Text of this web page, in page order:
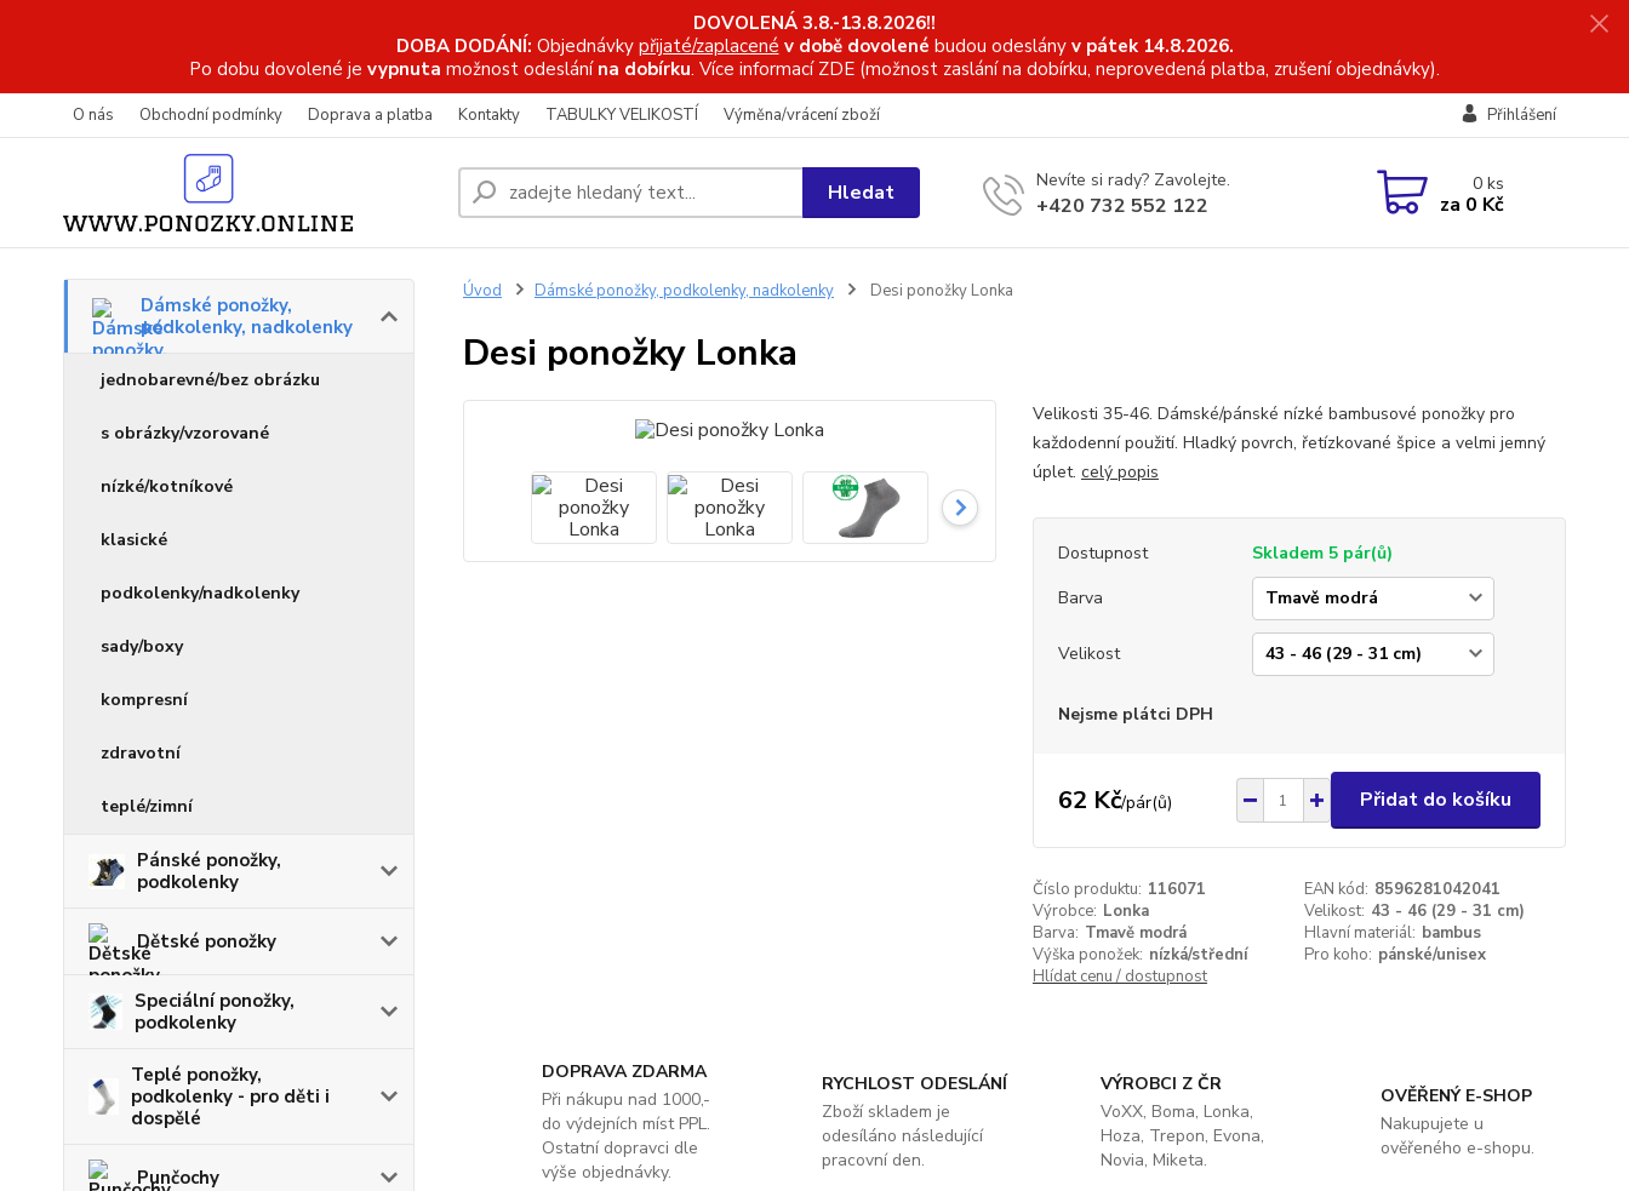
DOVOLENÁ 3.8.-13.8.2026!!
DOBA DODÁNÍ: Objednávky přijaté/zaplacené v době dovolené budou odeslány v pátek 14.8.2026.
Po dobu dovolené je vypnuta možnost odeslání na dobírku. Více informací ZDE (možnost zaslání na dobírku, neprovedená platba, zrušení objednávky).
O nás Obchodní podmínky Doprava a platba Kontakty TABULKY VELIKOSTÍ Výměna/vrácení zboží Přihlášení
Hledat Nevíte si rady? Zavolejte.
+420 732 552 122
0ks
za 0 Kč
Dámské ponožky,
podkolenky, nadkolenky
jednobarevné/bez obrázku
s obrázky/vzorované
nízké/kotníkové
klasické
podkolenky/nadkolenky
sady/boxy
kompresní
zdravotní
teplé/zimní
Pánské ponožky,
podkolenky
Dětské ponožky
Speciální ponožky,
podkolenky
Teplé ponožky,
podkolenky - pro děti i
dospělé
Punčochy
Úvod Dámské ponožky, podkolenky, nadkolenky Desi ponožky Lonka
Desi ponožky Lonka
Velikosti 35-46. Dámské/pánské nízké bambusové ponožky pro
každodenní použití. Hladký povrch, řetízkované špice a velmi jemný
úplet. celý popis
Dostupnost
Skladem 5 pár(ů)
Barva
Velikost
Nejsme plátci DPH
62 Kč/pár(ů) Přidat do košíku
Číslo produktu: 116071 EAN kód: 8596281042041
Výrobce: Lonka Velikost: 43 - 46 (29 - 31 cm)
Barva: Tmavě modrá Hlavní materiál: bambus
Výška ponožek: nízká/střední Pro koho: pánské/unisex
Hlídat cenu / dostupnost
DOPRAVA ZDARMA
Při nákupu nad 1000,-
do výdejních míst PPL.
Ostatní dopravci dle
výše objednávky.
RYCHLOST ODESLÁNÍ
Zboží skladem je
odesíláno následující
pracovní den.
VÝROBCI Z ČR
VoXX, Boma, Lonka,
Hoza, Trepon, Evona,
Novia, Miketa.
OVĚŘENÝ E-SHOP
Nakupujete u
ověřeného e-shopu.